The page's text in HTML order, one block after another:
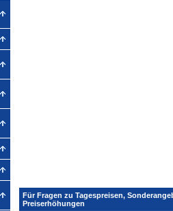
Für Fragen zu Tagespreisen,
Preiserhöhungen